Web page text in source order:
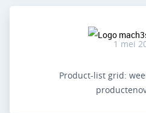
1 mei
Product-list grid: